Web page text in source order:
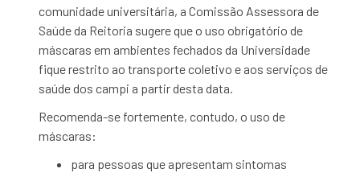
comunidade universitária, a Comissão Assessora de
Saúde da Reitoria sugere que o uso obrigatório de
máscaras em ambientes fechados da Universidade
fique restrito ao transporte coletivo e aos serviços de
saúde dos campi a partir desta data.
Recomenda-se fortemente, contudo, o uso de
máscaras:
para pessoas que apresentam sintomas